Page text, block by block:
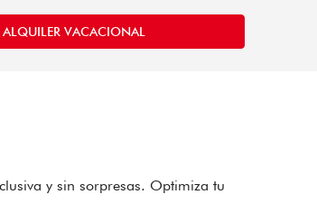
ALQUILER VACACIONAL
y sin sorpresas. Optimiza tu